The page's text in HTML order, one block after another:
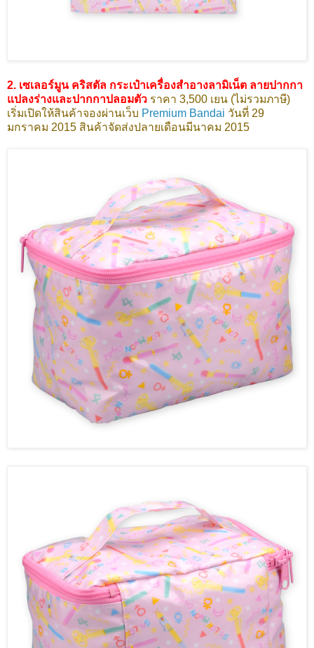
2. เซเลอร์มูน คริสตัล กระเป๋าเครื่องสำอางลามิเน็ต ลายปากกา
แปลงร่างและปากกาปลอมตัว ราคา 3,500 เยน (ไม่รวมภาษี)
เริ่มเปิดให้สินค้าจองผ่านเว็บ Premium Bandai วันที่ 29
มกราคม 2015 สินค้าจัดส่งปลายเดือนมีนาคม 2015